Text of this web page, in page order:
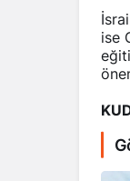
ise